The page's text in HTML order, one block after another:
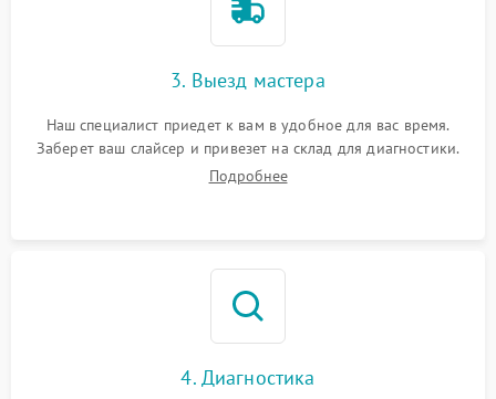
3. Выезд мастера
Наш специалист приедет к вам в удобное для вас время.
Заберет ваш слайсер и привезет на склад для диагностики.
Подробнее
4. Диагностика